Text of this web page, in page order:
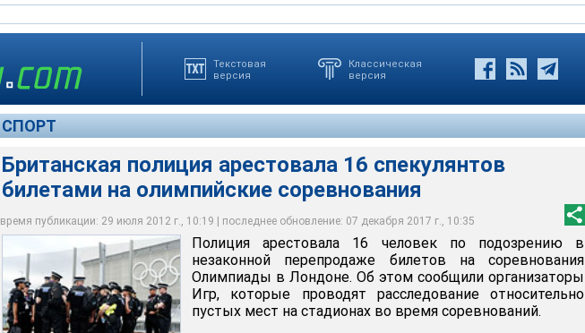
Текстовая
версия
Классическая
версия
СПОРТ
Британская полиция арестовала 16 спекулянтов
билетами на олимпийские соревнования
время публикации: 29 июля 2012 г., 10:19 | последнее обновление: 07 декабря 2017 г., 10:35
Полиция арестовала 16 человек по подозрению в незаконной перепродаже билетов
на соревнования Олимпиады в Лондоне
Reuters
Полиция арестовала 16 человек по подозрению в
незаконной перепродаже билетов на соревнования
Олимпиады в Лондоне. Об этом сообщили организаторы
Игр, которые проводят расследование относительно
пустых мест на стадионах во время соревнований.